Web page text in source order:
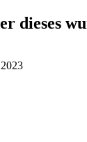
dieses